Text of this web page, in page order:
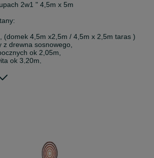
2w1 " 4,5m x 5m
(domek 4,5m x2,5m / 4,5m x 2,5m taras )
drewna sosnowego,
ok 2,05m,
ok 3,20m,
z kantówki 9x4 + deska boazeryjna 20mm
(bez podłogi oraz dostawki z pomieszczeniem